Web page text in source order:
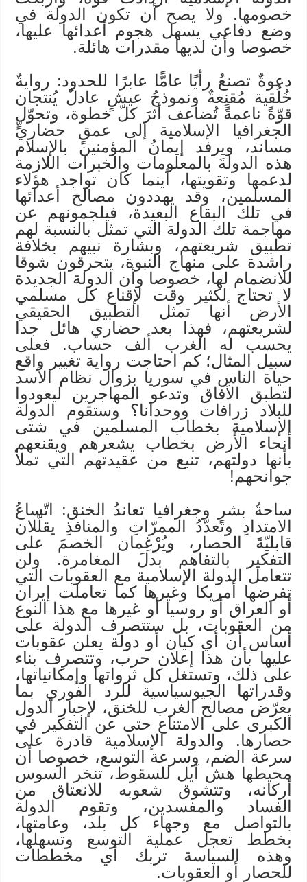
خصومها. ولا يصح أن تكون الدولة في
وضع دفاعي يسهل هجوم أعدائها عليها،
خصوصا وأن لديها مقدرات هائلة.
دعوةٌ تصنعُ رأيًا عامًّا عابرًا للحدود: روايةٌ
خُلُقية مُقنِعةٌ ونموذجُ عيشٍ عادلٌ يُنتجان
قوّةً ناعمةً تُضاعف أثرَ كلّ خطوة، وتحوّل
الجغرافيا الإسلامية إلى عمقٍ حضاريٍّ
مساند، ويرفد إيمانُ المؤمنين بالإسلام
هذه الدولةَ بالمعلومات والخبرات اللازمة
لدعمها وتقويتها، أينما كان تواجد هؤلاء
المسلمين، وقد يهددون مصالح أعدائها
في تلك البقاع البعيدة، فيلجمونهم عن
مهاجمة تلك الدولة التي تمثل بالنسبة لهم
تطبيق شريعتهم، وبشارة نبيهم بخلافة
راشدة على منهاج النبوة، يتحرقون شوقا
للانضمام لها، خصوصا وأن الدولة الجديدة
لا تحتاج لكثير وقت لإقناع كل مسلمي
الأرض أنها تمثل التطبيق الحقيقي
لشريعتهم، فهذا بعد حضاري هائل جدا
يحسب له الغرب ألف حساب. فعلى
سبيل المثال؛ كم احتاجت رواية تغيير واقع
حياة الناس في سوريا بزوال نظام الأسد
لتطبق الآفاق وتدعو المهاجرين ليعودوا
للبلاد زرافات ووحدانا؟ وستقوم الدولة
الإسلامية بخطاب المسلمين في شتى
أنحاء الأرض بخطاب يشعرهم ويقنعهم
بأنها دولتهم، تنبع من عقيدتهم التي تملأ
جوانحهم!
ساحةُ بشرٍ وجغرافيا تعاندُ الخنق: اتّساعُ
الامتدادِ وتعدّدُ الممرّاتِ والمنافذِ يقلّلان
قابليّةَ الحصار، ويُرْغِمان الخصمَ على
التفكير بالتفاهم بدلَ المغامرة. ولن
تتعامل الدولة الإسلامية مع العقوبات التي
تفرضها أمريكا وغيرها كما تعاملت إيران
أو العراق أو روسيا أو غيرها مع هذا النوع
من العقوبات، بل ستتصرف الدولة على
أساس أن أي كيان أو دولة يعلن عقوبات
عليها بأن هذا إعلان حرب، وتتصرف بناء
على ذلك، وتستغل كل ثرواتها وإمكانياتها،
وقدراتها الجيوسياسية للرد الفوري بما
يعرّض مصالح الغرب للخنق، لإجبار الدول
الكبرى على الامتناع حتى عن التفكير في
حصارها. والدولة الإسلامية قادرة على
سرعة الضم، وسرعة التوسع، خصوصا أن
محيطها هش آيل للسقوط، تنخر السوس
أركانه، وتتشوق شعوبه للانعتاق من
الفساد والمفسدين، وتقوم الدولة
بالتواصل مع وجهاء كل بلد، وعامتها،
بخطط تعجل عملية التوسع وتسهلها،
وهذه السياسة تربك أي مخططات
للحصار أو العقوبات.